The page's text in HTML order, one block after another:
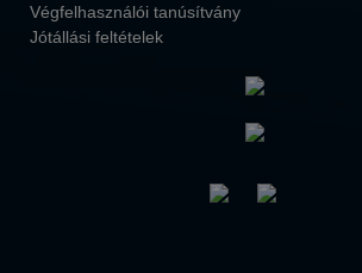
Végfelhasználói tanúsítvány
Jótállási feltételek